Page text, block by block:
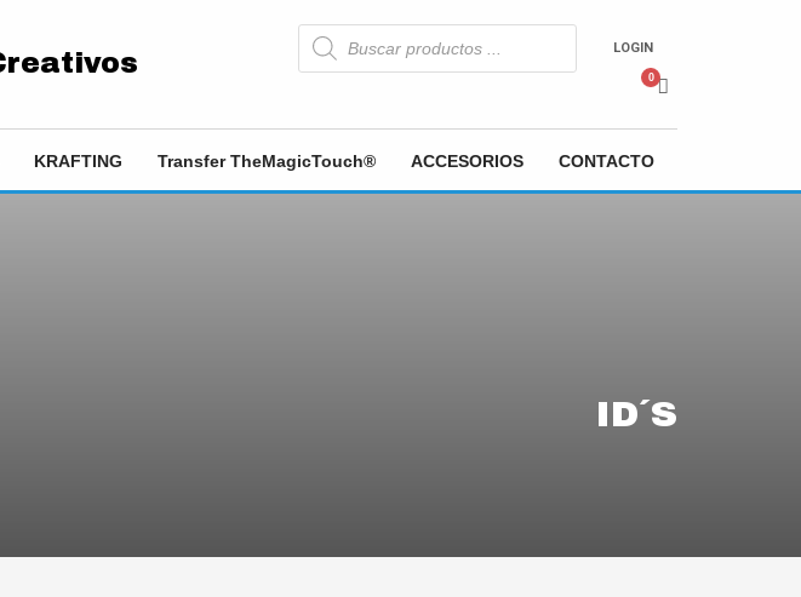
Búsqueda
de
productos
LOGIN
KRAFTING Transfer TheMagicTouch® ACCESORIOS CONTACTO
ID´S